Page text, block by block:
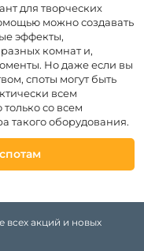
для творческих
можно создавать
эффекты,
комнат и,
Но даже если вы
споты могут быть
всем
со всем
такого оборудования.
всех акций и новых